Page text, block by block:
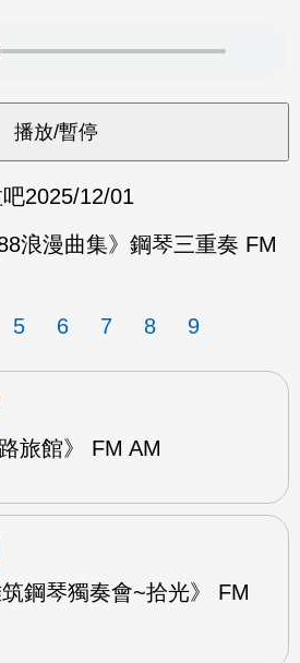
2025/12/01
浪漫曲集》鋼琴三重奏 FM
5 6 7 8 9
旅館》 FM AM
筑鋼琴獨奏會~拾光》 FM